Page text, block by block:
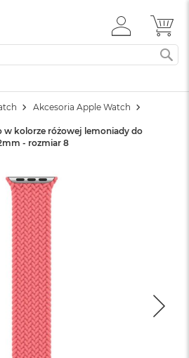
ZALOGUJ
SIĘ
Akcesoria Apple Watch
w kolorze różowej lemoniady do
- rozmiar 8